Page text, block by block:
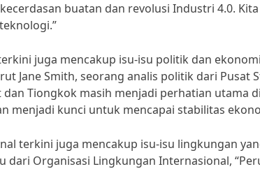
buatan dan revolusi Industri 4.0.
juga mencakup isu-isu politik dan
Jane Smith, seorang analis politik dari Pusat
Tiongkok masih menjadi perhatian utama
menjadi kunci untuk mencapai stabilitas
terkini juga mencakup isu-isu lingkungan
Organisasi Lingkungan Internasional,